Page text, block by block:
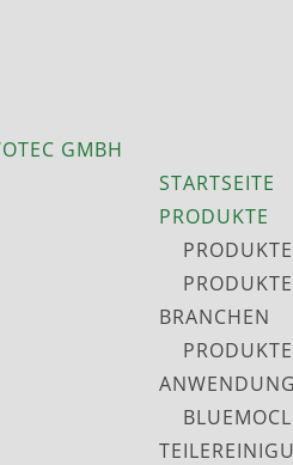
STARTSEITE
PRODUKTE
BRANCHEN